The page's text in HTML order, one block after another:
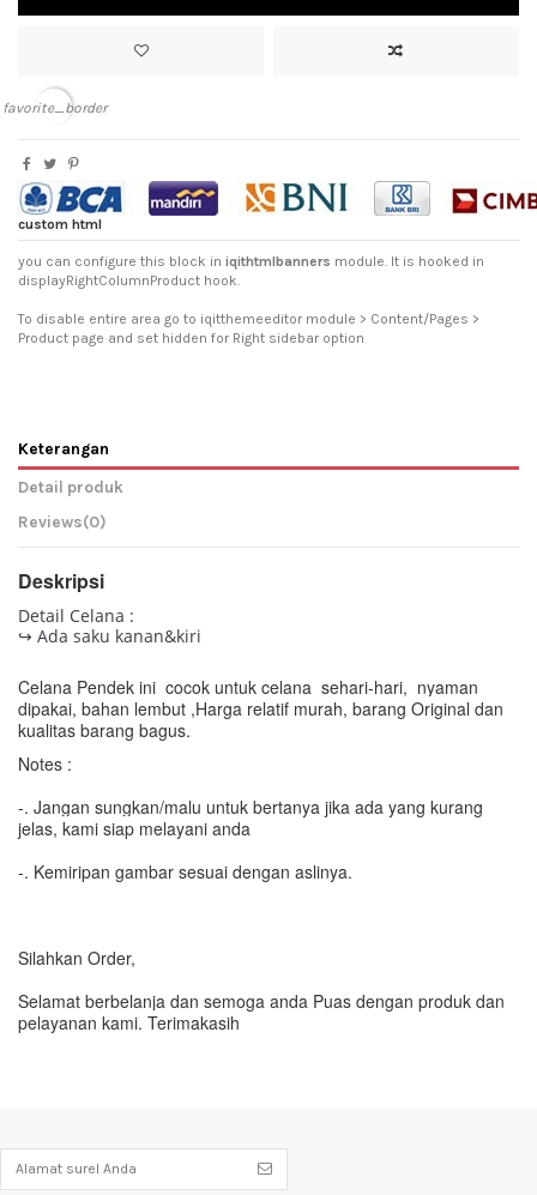
favorite_border
custom html
you can configure this block in iqithtmlbanners module. It is hooked in
displayRightColumnProduct hook.
To disable entire area go to iqitthemeeditor module > Content/Pages >
Product page and set hidden for Right sidebar option
Keterangan
Detail produk
Reviews(0)
Deskripsi
Detail Celana :
↪ Ada saku kanan&kiri
Celana Pendek ini cocok untuk celana sehari-hari, nyaman
dipakai, bahan lembut ,Harga relatif murah, barang Original dan
kualitas barang bagus.
Notes :
-. Jangan sungkan/malu untuk bertanya jika ada yang kurang
jelas, kami siap melayani anda
-. Kemiripan gambar sesuai dengan aslinya.
Silahkan Order,
Selamat berbelanja dan semoga anda Puas dengan produk dan
pelayanan kami. Terimakasih